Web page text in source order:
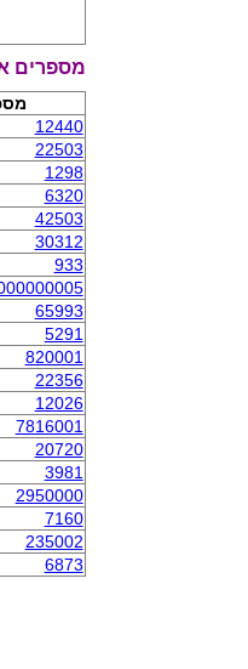
מספרים
12440
22503
1298
6320
42503
30312
933
65993
5291
820001
22356
12026
7816001
20720
3981
2950000
7160
235002
6873